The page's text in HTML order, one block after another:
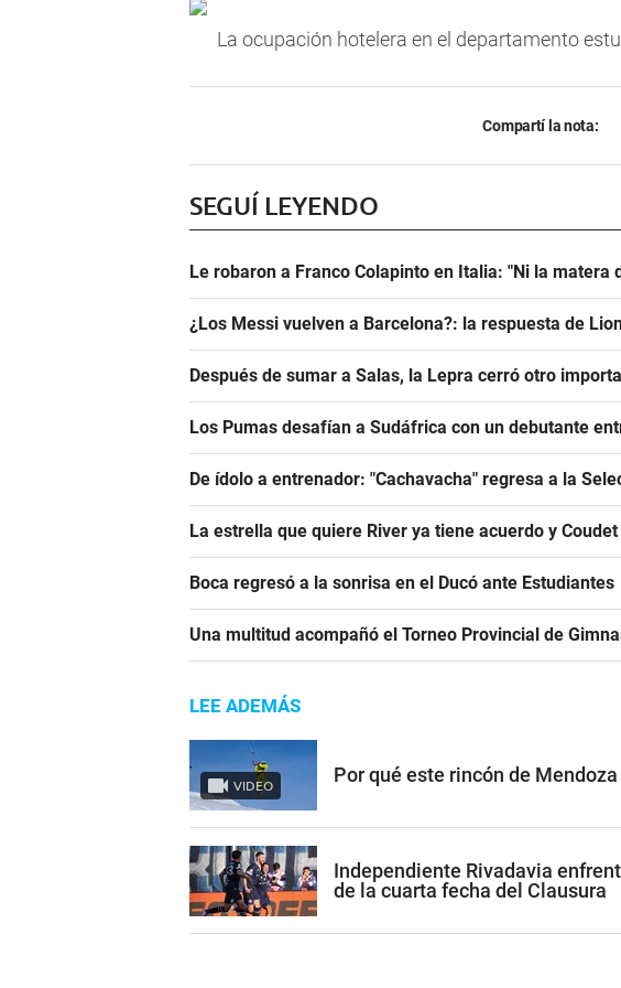
La ocupación hotelera en el departamento
Compartí la nota:
SEGUÍ LEYENDO
Le robaron a Franco Colapinto en Italia: "Ni la matera
¿Los Messi vuelven a Barcelona?: la respuesta de
Después de sumar a Salas, la Lepra cerró otro
Los Pumas desafían a Sudáfrica con un debutante
De ídolo a entrenador: "Cachavacha" regresa a la
La estrella que quiere River ya tiene acuerdo y
Boca regresó a la sonrisa en el Ducó ante Estudiantes
Una multitud acompañó el Torneo Provincial de
LEE ADEMÁS
VIDEO Por qué este rincón de
Independiente Rivadavia
de la cuarta fecha del Clausura